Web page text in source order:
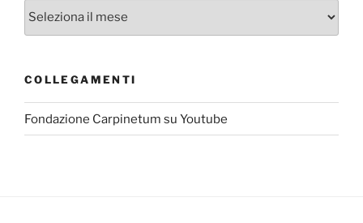
Archivi
COLLEGAMENTI
Fondazione Carpinetum su Youtube